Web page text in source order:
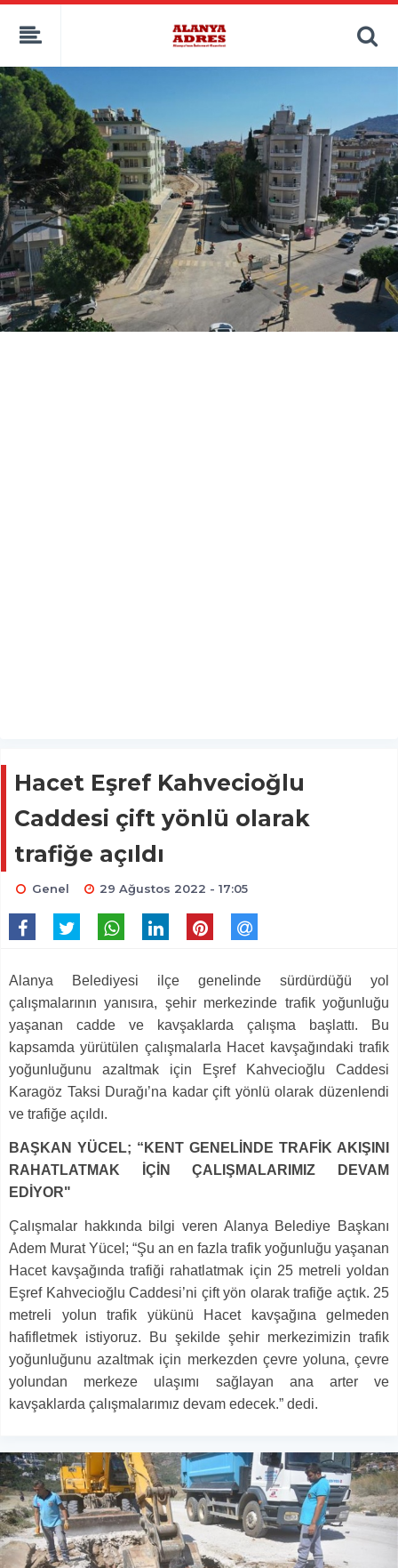
kaçak bahis
deneme bonusu
canlı bahis siteleri
deneme bonusu veren siteler
bahis siteleri
porno izle
Hacet Eşref Kahvecioğlu
Caddesi çift yönlü olarak
trafiğe açıldı
Genel 29 Ağustos 2022 - 17:05
Alanya Belediyesi ilçe genelinde sürdürdüğü yol
çalışmalarının yanısıra, şehir merkezinde trafik yoğunluğu
yaşanan cadde ve kavşaklarda çalışma başlattı. Bu
kapsamda yürütülen çalışmalarla Hacet kavşağındaki trafik
yoğunluğunu azaltmak için Eşref Kahvecioğlu Caddesi
Karagöz Taksi Durağı’na kadar çift yönlü olarak düzenlendi
ve trafiğe açıldı.
BAŞKAN YÜCEL; “KENT GENELİNDE TRAFİK AKIŞINI
RAHATLATMAK İÇİN ÇALIŞMALARIMIZ DEVAM
EDİYOR"
Çalışmalar hakkında bilgi veren Alanya Belediye Başkanı
Adem Murat Yücel; “Şu an en fazla trafik yoğunluğu yaşanan
Hacet kavşağında trafiği rahatlatmak için 25 metreli yoldan
Eşref Kahvecioğlu Caddesi’ni çift yön olarak trafiğe açtık. 25
metreli yolun trafik yükünü Hacet kavşağına gelmeden
hafifletmek istiyoruz. Bu şekilde şehir merkezimizin trafik
yoğunluğunu azaltmak için merkezden çevre yoluna, çevre
yolundan merkeze ulaşımı sağlayan ana arter ve
kavşaklarda çalışmalarımız devam edecek.” dedi.